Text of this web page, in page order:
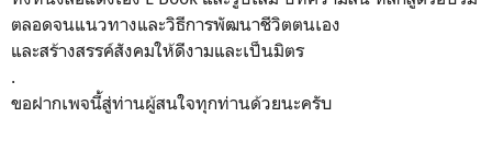
ตลอดจนแนวทางและวิธีการพัฒนาชีวิตตนเอง
และสร้างสรรค์สังคมให้ดีงามและเป็นมิตร​
.
ขอฝากเพจนี้สู่ท่านผู้สนใจทุกท่านด้วยนะครับ